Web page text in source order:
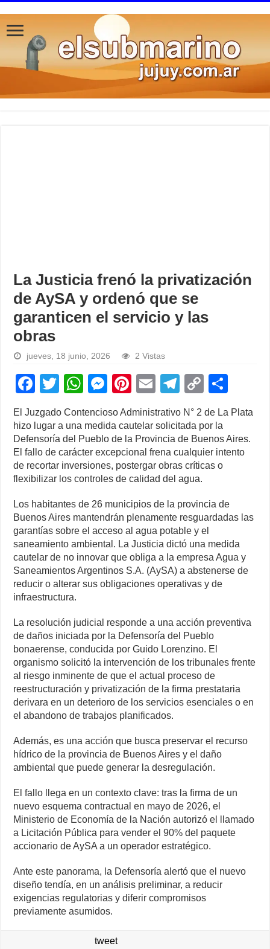
La Justicia frenó la privatización
de AySA y ordenó que se
garanticen el servicio y las
obras
jueves, 18 junio, 2026 2 Vistas
F
c
e
b
o
o
k
T
wi
tt
er
W
at
s
A
p
p
M
ss
e
n
g
er
Pi
nt
er
e
st
E
m
ail
T
el
e
gr
a
m
C
o
p
y
Li
k
h
ar
e
El Juzgado Contencioso Administrativo N° 2 de La Plata
hizo lugar a una medida cautelar solicitada por la
Defensoría del Pueblo de la Provincia de Buenos Aires.
El fallo de carácter excepcional frena cualquier intento
de recortar inversiones, postergar obras críticas o
flexibilizar los controles de calidad del agua.
Los habitantes de 26 municipios de la provincia de
Buenos Aires mantendrán plenamente resguardadas las
garantías sobre el acceso al agua potable y el
saneamiento ambiental. La Justicia dictó una medida
cautelar de no innovar que obliga a la empresa Agua y
Saneamientos Argentinos S.A. (AySA) a abstenerse de
reducir o alterar sus obligaciones operativas y de
infraestructura.
La resolución judicial responde a una acción preventiva
de daños iniciada por la Defensoría del Pueblo
bonaerense, conducida por Guido Lorenzino. El
organismo solicitó la intervención de los tribunales frente
al riesgo inminente de que el actual proceso de
reestructuración y privatización de la firma prestataria
derivara en un deterioro de los servicios esenciales o en
el abandono de trabajos planificados.
Además, es una acción que busca preservar el recurso
hídrico de la provincia de Buenos Aires y el daño
ambiental que puede generar la desregulación.
El fallo llega en un contexto clave: tras la firma de un
nuevo esquema contractual en mayo de 2026, el
Ministerio de Economía de la Nación autorizó el llamado
a Licitación Pública para vender el 90% del paquete
accionario de AySA a un operador estratégico.
Ante este panorama, la Defensoría alertó que el nuevo
diseño tendía, en un análisis preliminar, a reducir
exigencias regulatorias y diferir compromisos
previamente asumidos.
tweet